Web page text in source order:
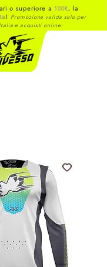
o superiore a 100€, la
! Promozione valida solo per
e acquisti online.